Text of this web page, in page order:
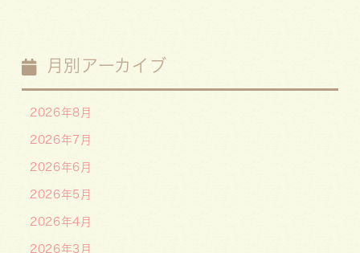
月別アーカイブ
2026年8月
2026年7月
2026年6月
2026年5月
2026年4月
2026年3月